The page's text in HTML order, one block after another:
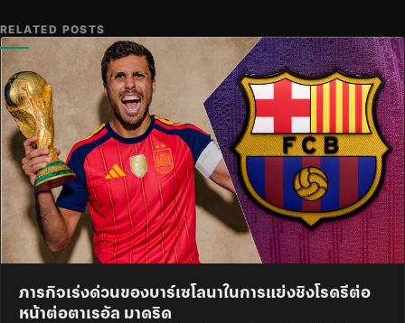
RELATED POSTS
ภารกิจเร่งด่วนของบาร์เซโลนาในการแย่งชิงโรดรีต่อ
หน้าต่อตาเรอัล มาดริด